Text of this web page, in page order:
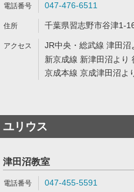
047-476-6511
千葉県習志野市谷津1-
JR中央・総武線 津田沼
新京成線 新津田沼より
京成本線 京成津田沼よ
ユリウス
津田沼教室
047-455-5591